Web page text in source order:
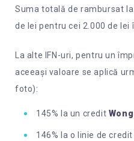
Suma totală de rambursat
de lei pentru cei 2.000 de
La alte IFN-uri, pentru un
aceeași valoare se aplică
foto):
145% la un credit
146% la o linie de credit